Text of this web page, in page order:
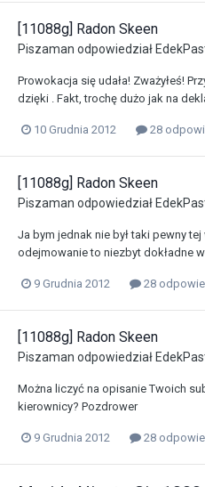
[11088g] Radon Skeen
Piszaman odpowiedział
Prowokacja się udała! Zważyłeś!
dzięki . Fakt, trochę dużo jak na
10 Grudnia 2012 28
[11088g] Radon Skeen
Piszaman odpowiedział
Ja bym jednak nie był taki pewny
odejmowanie to niezbyt dokładne
9 Grudnia 2012 28
[11088g] Radon Skeen
Piszaman odpowiedział
Można liczyć na opisanie Twoich
kierownicy? Pozdrower
9 Grudnia 2012 28